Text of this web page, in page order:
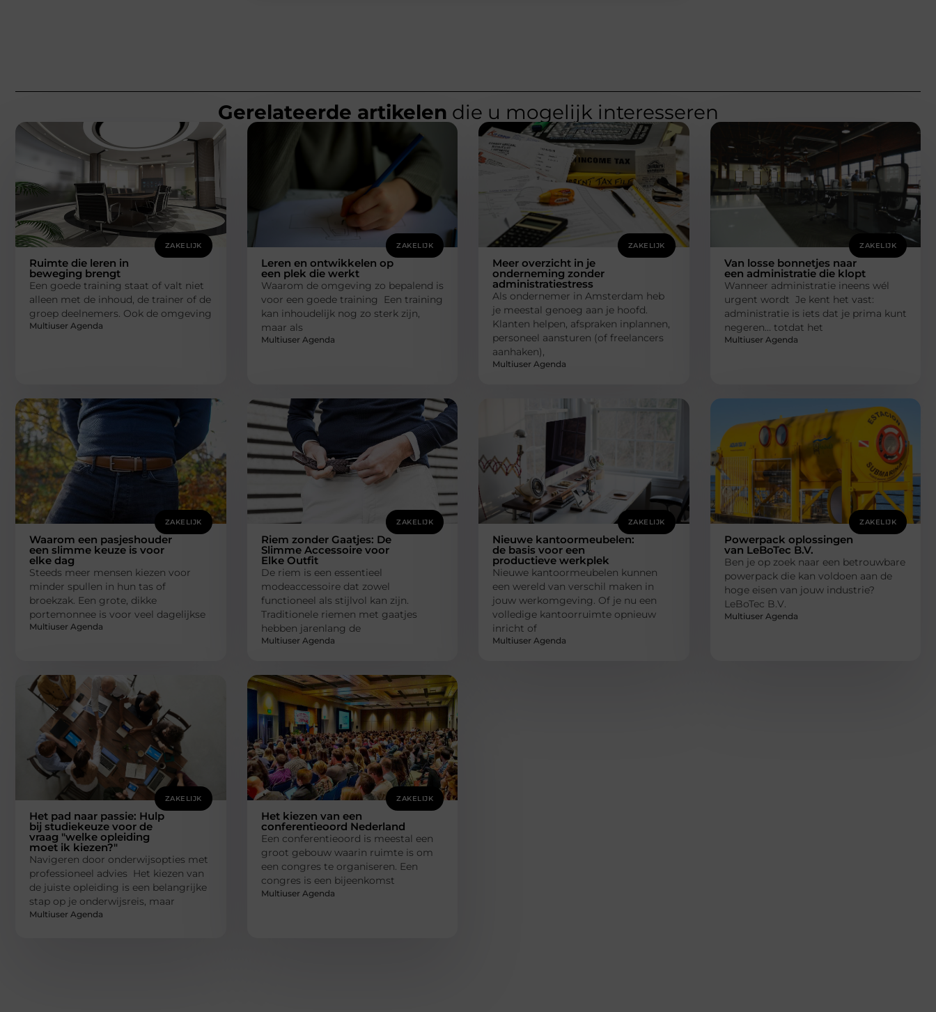
Gerelateerde artikelen die u mogelijk interesseren
ZAKELIJK
Ruimte die leren in
beweging brengt
Een goede training staat of valt niet
alleen met de inhoud, de trainer of de
groep deelnemers. Ook de omgeving
Multiuser Agenda
ZAKELIJK
Leren en ontwikkelen op
een plek die werkt
Waarom de omgeving zo bepalend is
voor een goede training Een training
kan inhoudelijk nog zo sterk zijn,
maar als
Multiuser Agenda
ZAKELIJK
Meer overzicht in je
onderneming zonder
administratiestress
Als ondernemer in Amsterdam heb
je meestal genoeg aan je hoofd.
Klanten helpen, afspraken inplannen,
personeel aansturen (of freelancers
aanhaken),
Multiuser Agenda
ZAKELIJK
Van losse bonnetjes naar
een administratie die klopt
Wanneer administratie ineens wél
urgent wordt Je kent het vast:
administratie is iets dat je prima kunt
negeren… totdat het
Multiuser Agenda
ZAKELIJK
Waarom een pasjeshouder
een slimme keuze is voor
elke dag
Steeds meer mensen kiezen voor
minder spullen in hun tas of
broekzak. Een grote, dikke
portemonnee is voor veel dagelijkse
Multiuser Agenda
ZAKELIJK
Riem zonder Gaatjes: De
Slimme Accessoire voor
Elke Outfit
De riem is een essentieel
modeaccessoire dat zowel
functioneel als stijlvol kan zijn.
Traditionele riemen met gaatjes
hebben jarenlang de
Multiuser Agenda
ZAKELIJK
Nieuwe kantoormeubelen:
de basis voor een
productieve werkplek
Nieuwe kantoormeubelen kunnen
een wereld van verschil maken in
jouw werkomgeving. Of je nu een
volledige kantoorruimte opnieuw
inricht of
Multiuser Agenda
ZAKELIJK
Powerpack oplossingen
van LeBoTec B.V.
Ben je op zoek naar een betrouwbare
powerpack die kan voldoen aan de
hoge eisen van jouw industrie?
LeBoTec B.V.
Multiuser Agenda
ZAKELIJK
Het pad naar passie: Hulp
bij studiekeuze voor de
vraag "welke opleiding
moet ik kiezen?"
Navigeren door onderwijsopties met
professioneel advies Het kiezen van
de juiste opleiding is een belangrijke
stap op je onderwijsreis, maar
Multiuser Agenda
ZAKELIJK
Het kiezen van een
conferentieoord Nederland
Een conferentieoord is meestal een
groot gebouw waarin ruimte is om
een congres te organiseren. Een
congres is een bijeenkomst
Multiuser Agenda